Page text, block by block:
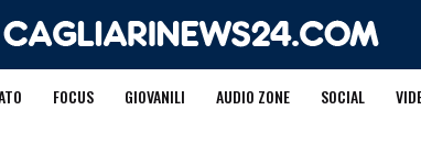
FOCUS GIOVANILI AUDIO ZONE SOCIAL